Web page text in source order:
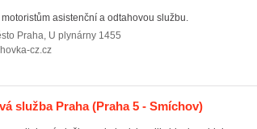
asistenční a odtahovou službu.
Praha, U plynárny 1455
cz.cz
služba Praha(Praha 5 - Smíchov)